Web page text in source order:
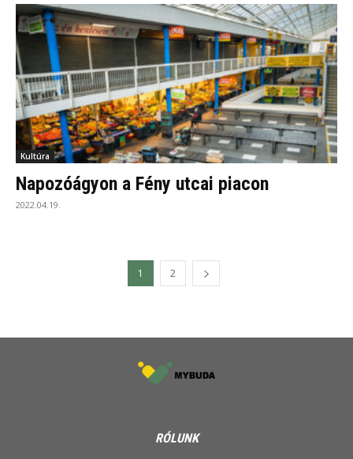
Kultúra
Napozóágyon a Fény utcai piacon
2022.04.19.
1 2
RÓLUNK